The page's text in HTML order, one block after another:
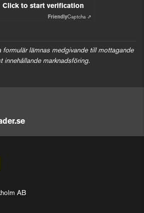
Click to start verification
FriendlyCaptcha ⇗
formulär lämnas medgivande till mottagande
innehållande marknadsföring.
AB